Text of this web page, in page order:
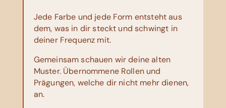
Jede Farbe und jede Form entsteht aus
dem, was in dir steckt und schwingt in
deiner Frequenz mit.
Gemeinsam schauen wir deine alten
Muster. Übernommene Rollen und
Prägungen, welche dir nicht mehr dienen,
an.